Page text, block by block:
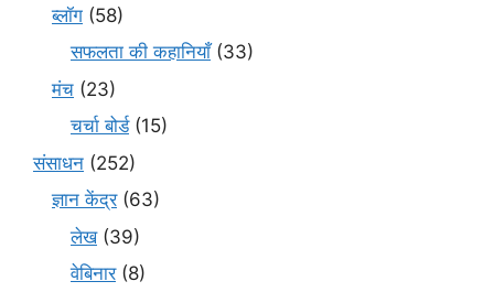
ब्लॉग (58)
सफलता की कहानियाँ(33)
मंच (23)
चर्चा बोर्ड(15)
संसाधन (252)
ज्ञान केंद्र(63)
लेख(39)
वेबिनार(8)